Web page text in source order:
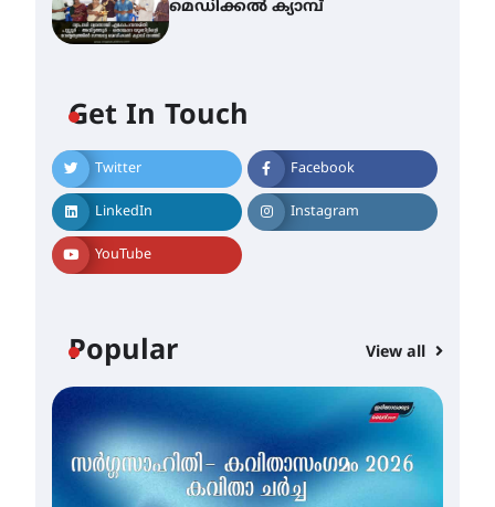
മെഡിക്കൽ ക്യാമ്പ്
Get In Touch
Twitter Facebook
LinkedIn Instagram
YouTube
Popular View all
സാധ്യത ഇരിങ്ങാലക്കുടയിൽ
4.4 മില്ലി മീറ്റർ മഴ ലഭിച്ചു
August 6, 2026
ഐ.ഐ.ടി മദ്രാസ്സിൽ നിന്നും
ഡോക്ടറേറ്റ് – ഇരിങ്ങാലക്കുട
സ്വദേശി ആതിര എം കെ
യുടെ നേട്ടം പ്രതിസന്ധികളോട്
പൊരുതി
മെഡിക്കൽ ക്യാമ്പ്
August 5, 2026
തായ് ചി – ക്വിഗോങ്ങ്
പരിചയപ്പെടാം